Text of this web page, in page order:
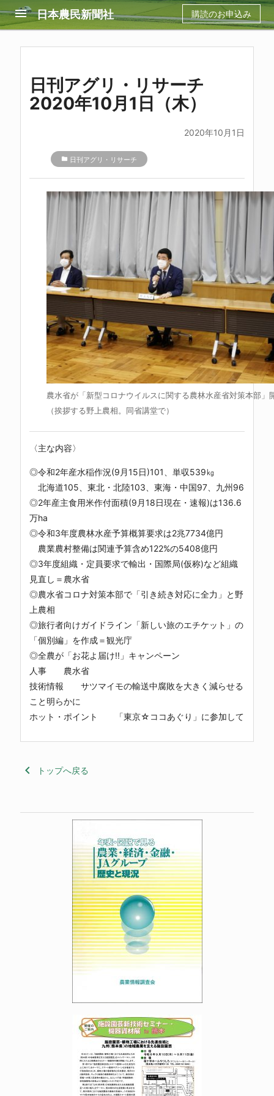
menu 日本農民新聞社 購読のお申込み
日刊アグリ・リサーチ
2020年10月1日（木）
2020年10月1日
folder 日刊アグリ・リサーチ
農水省が「新型コロナウイルスに関する農林水産省対策本部」
（挨拶する野上農相。同省講堂で）
〈主な内容〉
◎令和2年産水稲作況(9月15日)101、単収539㎏
北海道105、東北・北陸103、東海・中国97、九州96
◎2年産主食用米作付面積(9月18日現在・速報)は136.6
万ha
◎令和3年度農林水産予算概算要求は2兆7734億円
農業農村整備は関連予算含め122%の5408億円
◎3年度組織・定員要求で輸出・国際局(仮称)など組織
見直し＝農水省
◎農水省コロナ対策本部で「引き続き対応に全力」と野
上農相
◎旅行者向けガイドライン「新しい旅のエチケット」の
「個別編」を作成＝観光庁
◎全農が「お花よ届け!!」キャンペーン
人事 農水省
技術情報 サツマイモの輸送中腐敗を大きく減らせる
こと明らかに
ホット・ポイント 「東京☆ココあぐり」に参加して
keyboard_arrow_left トップへ戻る